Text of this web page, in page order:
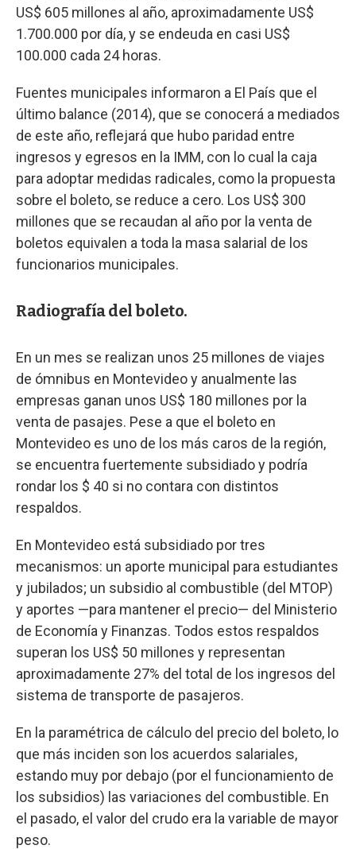
US$ 605 millones al año, aproximadamente US$
1.700.000 por día, y se endeuda en casi US$
100.000 cada 24 horas.
Fuentes municipales informaron a El País que el
último balance (2014), que se conocerá a mediados
de este año, reflejará que hubo paridad entre
ingresos y egresos en la IMM, con lo cual la caja
para adoptar medidas radicales, como la propuesta
sobre el boleto, se reduce a cero. Los US$ 300
millones que se recaudan al año por la venta de
boletos equivalen a toda la masa salarial de los
funcionarios municipales.
Radiografía del boleto.
En un mes se realizan unos 25 millones de viajes
de ómnibus en Montevideo y anualmente las
empresas ganan unos US$ 180 millones por la
venta de pasajes. Pese a que el boleto en
Montevideo es uno de los más caros de la región,
se encuentra fuertemente subsidiado y podría
rondar los $ 40 si no contara con distintos
respaldos.
En Montevideo está subsidiado por tres
mecanismos: un aporte municipal para estudiantes
y jubilados; un subsidio al combustible (del MTOP)
y aportes —para mantener el precio— del Ministerio
de Economía y Finanzas. Todos estos respaldos
superan los US$ 50 millones y representan
aproximadamente 27% del total de los ingresos del
sistema de transporte de pasajeros.
En la paramétrica de cálculo del precio del boleto, lo
que más inciden son los acuerdos salariales,
estando muy por debajo (por el funcionamiento de
los subsidios) las variaciones del combustible. En
el pasado, el valor del crudo era la variable de mayor
peso.